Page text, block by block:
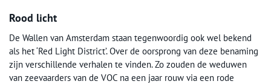
Rood licht
De Wallen van Amsterdam staan tegenwoordig ook wel bekend
als het ‘Red Light District’. Over de oorsprong van deze benaming
zijn verschillende verhalen te vinden. Zo zouden de weduwen
van zeevaarders van de VOC na een jaar rouw via een rode